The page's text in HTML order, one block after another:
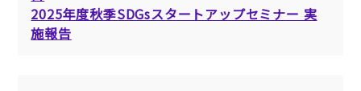
2025年度秋季SDGsスタートアップセミナー 実
施報告